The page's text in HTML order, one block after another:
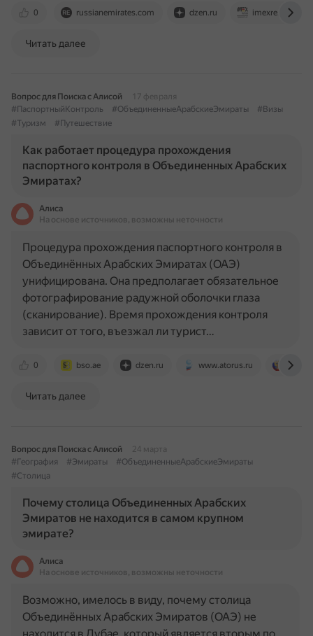
0 russianemirates.com dzen.ru imexre.com
Читать далее
Вопрос для Поиска с Алисой
17 февраля
#ПаспортныйКонтроль
#ОбъединенныеАрабскиеЭмираты
#Визы
#Туризм
#Путешествие
Как работает процедура прохождения
паспортного контроля в Объединенных Арабских
Эмиратах?
Алиса
На основе источников, возможны неточности
0 bso.ae dzen.ru www.atorus.ru
Процедура прохождения паспортного контроля в
Объединённых Арабских Эмиратах (ОАЭ)
унифицирована. Она предполагает обязательное
фотографирование радужной оболочки глаза
(сканирование). Время прохождения контроля
зависит от того, въезжал ли турист…
Читать далее
Вопрос для Поиска с Алисой
24 марта
#География
#Эмираты
#ОбъединенныеАрабскиеЭмираты
#Столица
Почему столица Объединенных Арабских
Эмиратов не находится в самом крупном
эмирате?
Алиса
На основе источников, возможны неточности
Возможно, имелось в виду, почему столица
Объединённых Арабских Эмиратов (ОАЭ) не